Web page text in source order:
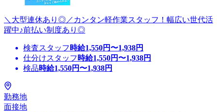
＼大型連休あり◎／カンタン軽作業スタッフ！幅広い世代活
躍中♪前払い制度あり◎
検査スタッフ 時給1,550円〜1,938円
仕分けスタッフ 時給1,550円〜1,938円
検品時給1,550円〜1,938円
勤務地
面接地